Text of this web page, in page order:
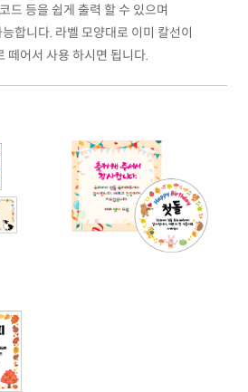
드 등을 쉽게 출력 할 수 있으며
합니다. 라벨 모양대로 이미 칼선이
떼어서 사용 하시면 됩니다.